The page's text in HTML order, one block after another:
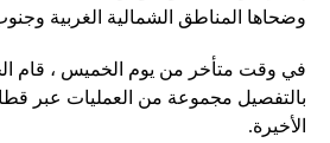
وضحاها المناطق الشمالية الغربية
في وقت متأخر من يوم الخميس ، قام
بالتفصيل مجموعة من العمليات عبر
الأخيرة.